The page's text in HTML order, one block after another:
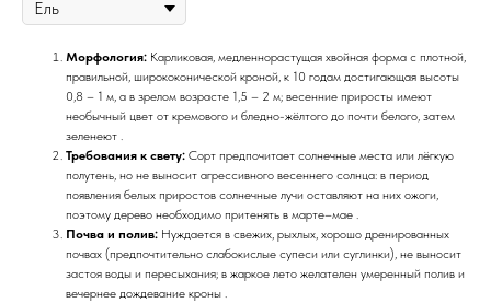
Морфология: Карликовая, медленнорастущая хвойная форма с плотной,
правильной, ширококонической кроной, к 10 годам достигающая высоты
0,8 – 1 м, а в зрелом возрасте 1,5 – 2 м; весенние приросты имеют
необычный цвет от кремового и бледно-жёлтого до почти белого, затем
зеленеют .
Требования к свету: Сорт предпочитает солнечные места или лёгкую
полутень, но не выносит агрессивного весеннего солнца: в период
появления белых приростов солнечные лучи оставляют на них ожоги,
поэтому дерево необходимо притенять в марте–мае .
Почва и полив: Нуждается в свежих, рыхлых, хорошо дренированных
почвах (предпочтительно слабокислые супеси или суглинки), не выносит
застоя воды и пересыхания; в жаркое лето желателен умеренный полив и
вечернее дождевание кроны .